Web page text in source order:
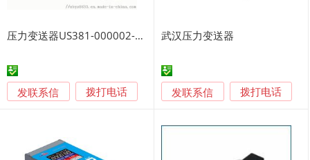
压力变送器US381-000002-016BG
发联系信 拨打电话
武汉压力变送器
发联系信 拨打电话